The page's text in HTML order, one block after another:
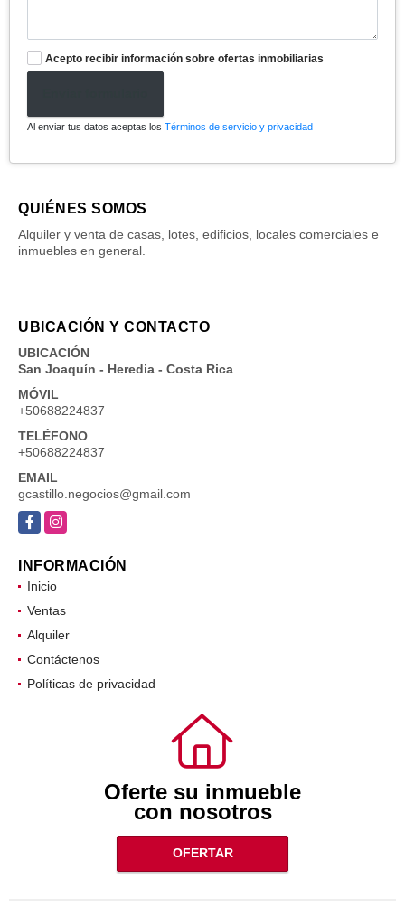
Acepto recibir información sobre ofertas inmobiliarias
Al enviar tus datos aceptas los Términos de servicio y privacidad
QUIÉNES SOMOS
Alquiler y venta de casas, lotes, edificios, locales comerciales e
inmuebles en general.
UBICACIÓN Y CONTACTO
UBICACIÓN
San Joaquín - Heredia - Costa Rica
MÓVIL
+50688224837
TELÉFONO
+50688224837
EMAIL
gcastillo.negocios@gmail.com
FacebookInstagram
INFORMACIÓN
Inicio
Ventas
Alquiler
Contáctenos
Políticas de privacidad
Oferte su inmueble
con nosotros
OFERTAR